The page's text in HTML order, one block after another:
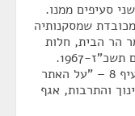
סעיפים ממנו.
מכובדת שמסקנותיה
הר הבית, חלות
הוראות החוק לשמירה על מקומות קדושים תשכ"ז-1967.
משרד הדתות ממונה על ביצוע החוק". סעיף 8 – "על האתר
והתרבות, אגף